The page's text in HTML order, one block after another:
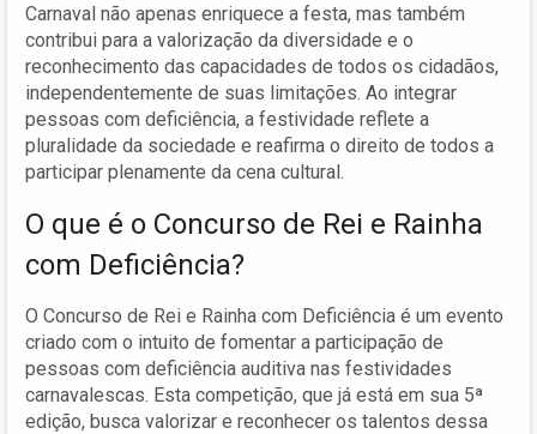
Carnaval não apenas enriquece a festa, mas também
contribui para a valorização da diversidade e o
reconhecimento das capacidades de todos os cidadãos,
independentemente de suas limitações. Ao integrar
pessoas com deficiência, a festividade reflete a
pluralidade da sociedade e reafirma o direito de todos a
participar plenamente da cena cultural.
O que é o Concurso de Rei e Rainha
com Deficiência?
O Concurso de Rei e Rainha com Deficiência é um evento
criado com o intuito de fomentar a participação de
pessoas com deficiência auditiva nas festividades
carnavalescas. Esta competição, que já está em sua 5ª
edição, busca valorizar e reconhecer os talentos dessa